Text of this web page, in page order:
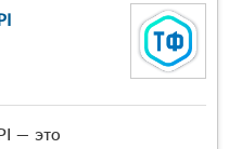
— это